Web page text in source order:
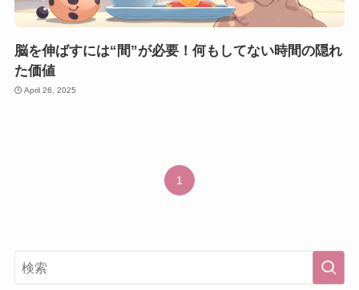
脳を伸ばすには“間”が必要！何もしてない時間の隠れ
た価値
April 26, 2025
1